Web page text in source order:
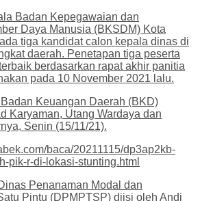
Badan Kepegawaian dan
Daya Manusia (BKSDM) Kota
tiga kandidat calon kepala dinas di
daerah. Penetapan tiga peserta
berdasarkan rapat akhir panitia
pada 10 November 2021 lalu.
Keuangan Daerah (BKD)
Karyaman, Utang Wardaya dan
Senin (15/11/21).
baca/20211115/dp3ap2kb-
pik-r-di-lokasi-stunting.html
Penanaman Modal dan
Pintu (DPMPTSP) diisi oleh Andi